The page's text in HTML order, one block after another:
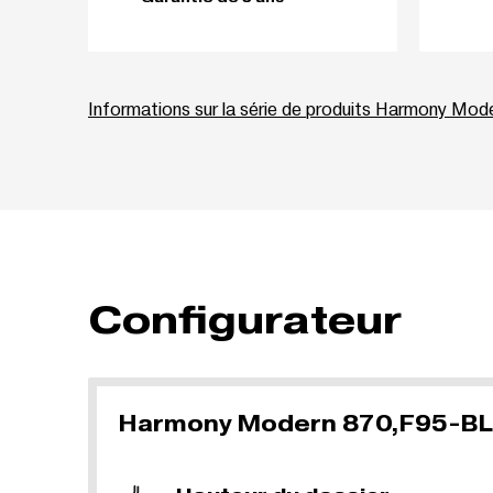
Informations sur la série de produits Harmony
Configurateur
Harmony Modern 870,F95-BL